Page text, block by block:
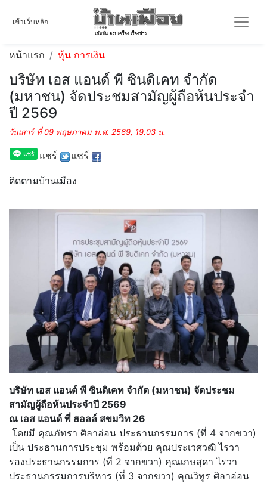
เข้าเว็บหลัก
หน้าแรก หุ้น การเงิน
บริษัท เอส แอนด์ พี ซินดิเคท จํากัด
(มหาชน) จัดประชมสามัญผู้ถือห้นประจํา
ปี 2569
วันเสาร์ ที่ 09 พฤษภาคม พ.ศ. 2569, 19.03 น.
แชร์ แชร์
ติดตามบ้านเมือง
บริษัท เอส แอนด์ พี ซินดิเคท จํากัด (มหาชน) จัดประชม
สามัญผู้ถือห้นประจําปี 2569
ณ เอส แอนด์ พี่ ฮอลล์ สขมวิท 26
โดยมี คุณภัทรา ศิลาอ่อน ประธานกรรมการ (ที่ 4 จากขวา)
เป็น ประธานการประชุม พร้อมด้วย คุณประเวศวฒิ ไรวา
รองประธานกรรมการ (ที่ 2 จากขวา) คุณเกษสุดา ไรวา
ประธานกรรมการบริหาร (ที่ 3 จากขวา) คุณวิทูร ศิลาอ่อน